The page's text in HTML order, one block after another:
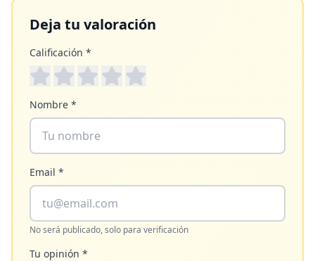
Deja tu valoración
Calificación *
Nombre *
Email *
No será publicado, solo para verificación
Tu opinión *